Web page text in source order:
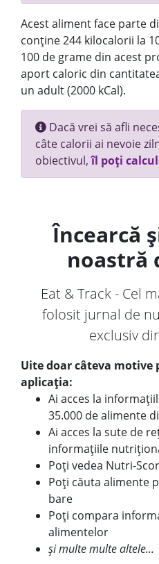
Acest aliment face parte
conține 244 kilocalorii la
100 de grame din acest
aport caloric din
un adult (2000 kCal).
Dacă vrei să afli
câte calorii ai nevoie
obiectivul,îl poți
Încearcă
noastră
Eat & Track - Cel
folosit jurnal de
exclusiv
Uite doar câteva motive
aplicația:
Ai acces la
35.000 de alimente
Ai acces la sute de
informațiile
Poți vedea Nutri-
Poți căuta alimente
bare
Poți compara
alimentelor
și multe multe altele...